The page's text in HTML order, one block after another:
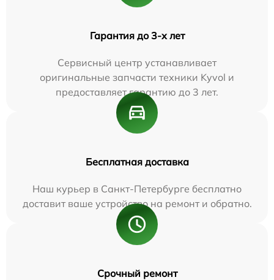
Гарантия до 3-х лет
Сервисный центр устанавливает
оригинальные запчасти техники Kyvol и
предоставляет гарантию до 3 лет.
Бесплатная доставка
Наш курьер в Санкт-Петербурге бесплатно
доставит ваше устройство на ремонт и обратно.
Срочный ремонт